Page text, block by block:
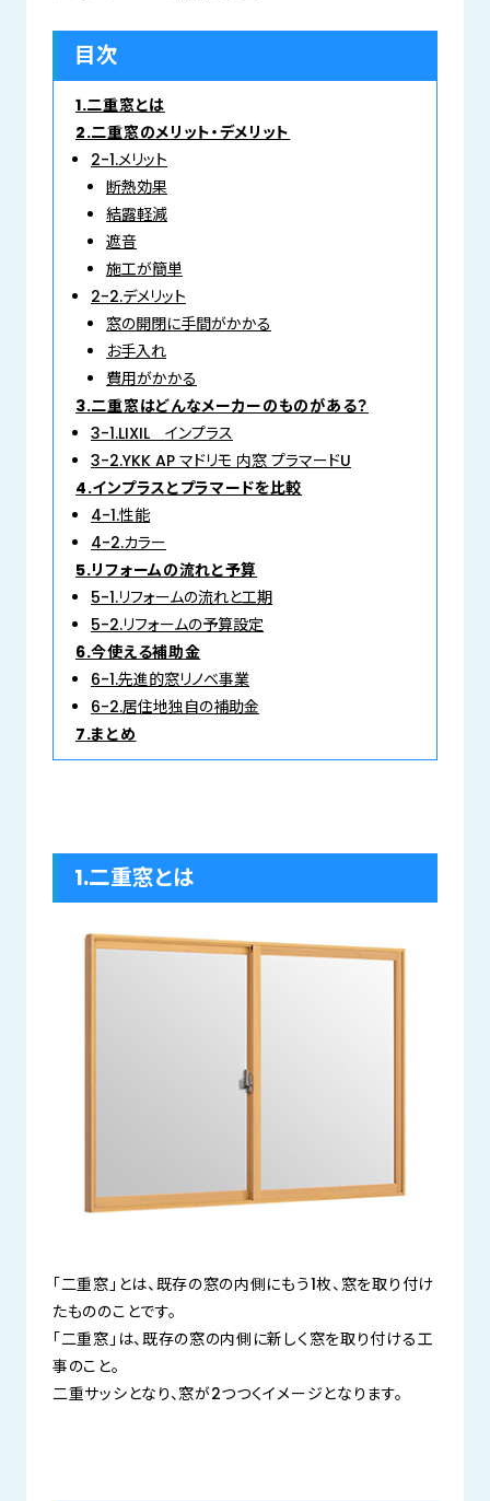
目次
1.二重窓とは
2.二重窓のメリット・デメリット
2-1.メリット
断熱効果
結露軽減
遮音
施工が簡単
2-2.デメリット
窓の開閉に手間がかかる
お手入れ
費用がかかる
3.二重窓はどんなメーカーのものがある？
3-1.LIXIL インプラス
3-2.YKK AP マドリモ 内窓 プラマードU
4.インプラスとプラマードを比較
4-1.性能
4-2.カラー
5.リフォームの流れと予算
5-1.リフォームの流れと工期
5-2.リフォームの予算設定
6.今使える補助金
6-1.先進的窓リノベ事業
6-2.居住地独自の補助金
7.まとめ
1.二重窓とは
「二重窓」とは、既存の窓の内側にもう1枚、窓を取り付け
たもののことです。
「二重窓」は、既存の窓の内側に新しく窓を取り付ける工
事のこと。
二重サッシとなり、窓が2つつくイメージとなります。